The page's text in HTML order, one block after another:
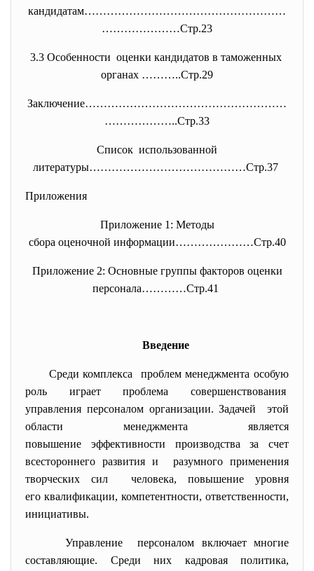
кандидатам………………………………………………
…………………Стр.23
3.3 Особенности оценки кандидатов в таможенных
органах ………..Стр.29
Заключение………………………………………………
………………..Стр.33
Список использованной
литературы……………………………………Стр.37
Приложения
Приложение 1: Методы
сбора оценочной информации…………………Стр.40
Приложение 2: Основные группы факторов оценки
персонала…………Стр.41
Введение
Среди комплекса проблем менеджмента особую
роль играет проблема совершенствования
управления персоналом организации. Задачей этой
области менеджмента является
повышение эффективности производства за счет
всестороннего развития и разумного применения
творческих сил человека, повышение уровня
его квалификации, компетентности, ответственности,
инициативы.
Управление персоналом включает многие
составляющие. Среди них кадровая политика,